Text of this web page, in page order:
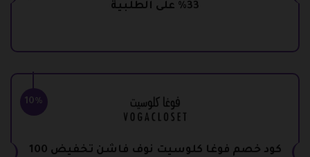
33% على الطلبية
10%
كود خصم فوغا كلوسيت نوف فاشن تخفيض 100